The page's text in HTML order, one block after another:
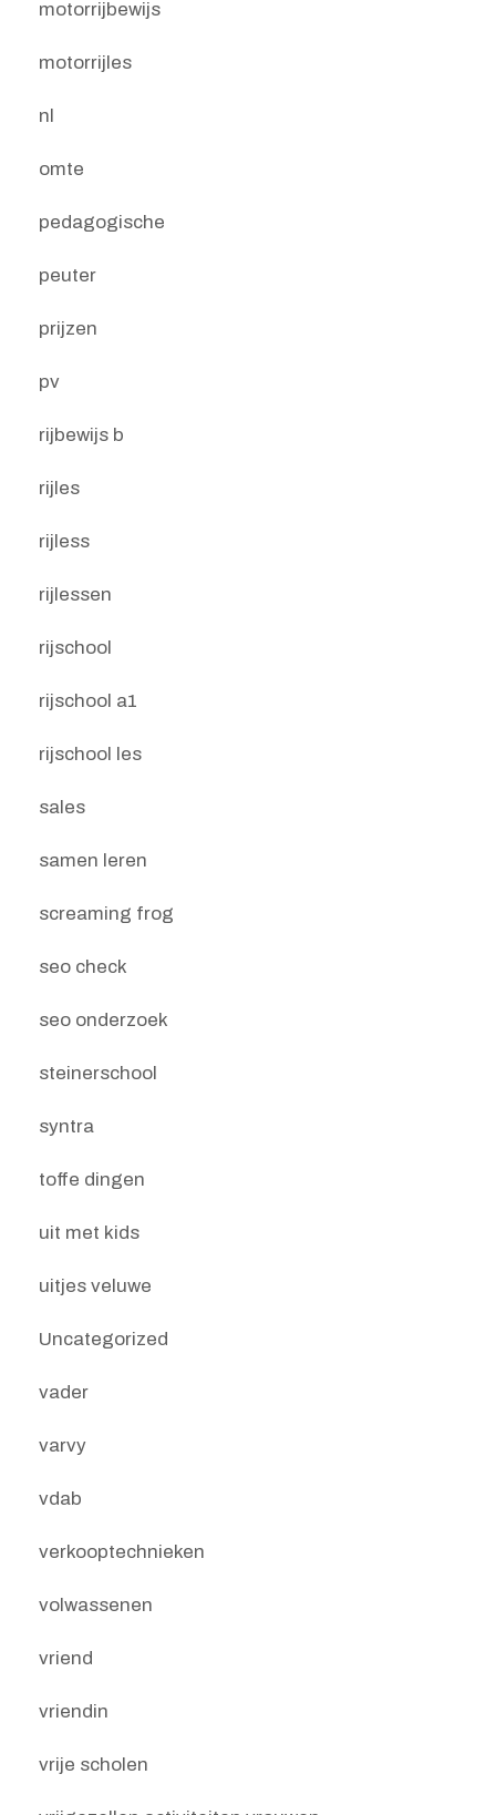
motorrijbewijs
motorrijles
nl
omte
pedagogische
peuter
prijzen
pv
rijbewijs b
rijles
rijless
rijlessen
rijschool
rijschool a1
rijschool les
sales
samen leren
screaming frog
seo check
seo onderzoek
steinerschool
syntra
toffe dingen
uit met kids
uitjes veluwe
Uncategorized
vader
varvy
vdab
verkooptechnieken
volwassenen
vriend
vriendin
vrije scholen